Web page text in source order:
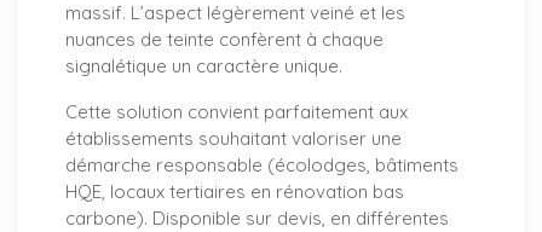
massif. L’aspect légèrement veiné et les
nuances de teinte confèrent à chaque
signalétique un caractère unique.
Cette solution convient parfaitement aux
établissements souhaitant valoriser une
démarche responsable (écolodges, bâtiments
HQE, locaux tertiaires en rénovation bas
carbone). Disponible sur devis, en différentes